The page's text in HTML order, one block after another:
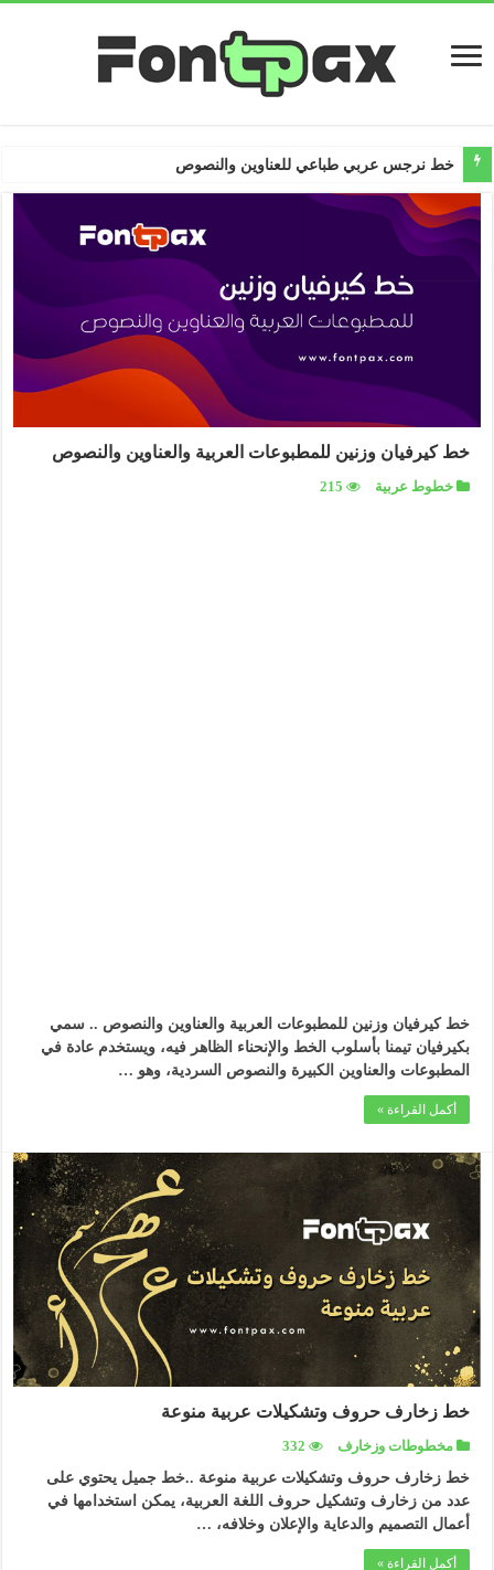
خط نرجس عربي طباعي للعناوين والنصوص
خط كيرفيان وزنين للمطبوعات العربية والعناوين والنصوص
خطوط عربية 215
خط كيرفيان وزنين للمطبوعات العربية والعناوين والنصوص .. سمي
بكيرفيان تيمنا بأسلوب الخط والإنحناء الظاهر فيه، ويستخدم عادة في
المطبوعات والعناوين الكبيرة والنصوص السردية، وهو …
أكمل القراءة »
خط زخارف حروف وتشكيلات عربية منوعة
مخطوطات وزخارف
332
خط زخارف حروف وتشكيلات عربية منوعة ..خط جميل يحتوي على
عدد من زخارف وتشكيل حروف اللغة العربية، يمكن استخدامها في
أعمال التصميم والدعاية والإعلان وخلافه، …
أكمل القراءة »